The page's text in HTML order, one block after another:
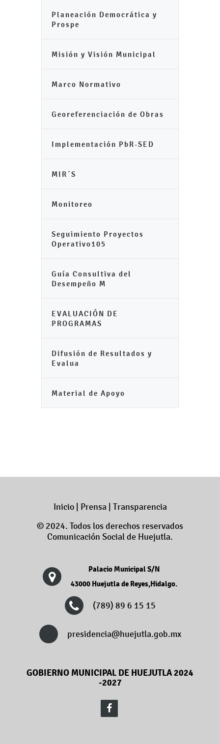
Planeación Democrática y
Prospe
Misión y Visión Municipal
Marco Normativo
Georeferenciación de Obras
Implementación PbR-SED
MIR´S
Monitoreo
Seguimiento Proyectos
Operativo105
Guía Consultiva del
Desempeño M
EVALUACIÓN DE
PROGRAMAS
Difusión de Resultados y
Evalua
Material de Apoyo
Inicio| Prensa
Transparencia
© 2024. Todos los derechos reservados
Comunicación Social de Huejutla.
Palacio Municipal S/N
43000 Huejutla de Reyes,Hidalgo.
(789) 89 6 15 15
presidencia@huejutla.gob.mx
GOBIERNO MUNICIPAL DE HUEJUTLA 2024
-2027